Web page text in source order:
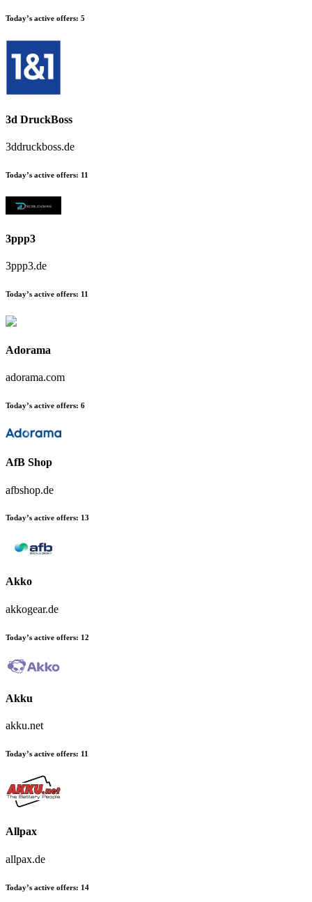
Today’s active offers: 5
3d DruckBoss
3ddruckboss.de
Today’s active offers: 11
3ppp3
3ppp3.de
Today’s active offers: 11
Adorama
adorama.com
Today’s active offers: 6
AfB Shop
afbshop.de
Today’s active offers: 13
Akko
akkogear.de
Today’s active offers: 12
Akku
akku.net
Today’s active offers: 11
Allpax
allpax.de
Today’s active offers: 14